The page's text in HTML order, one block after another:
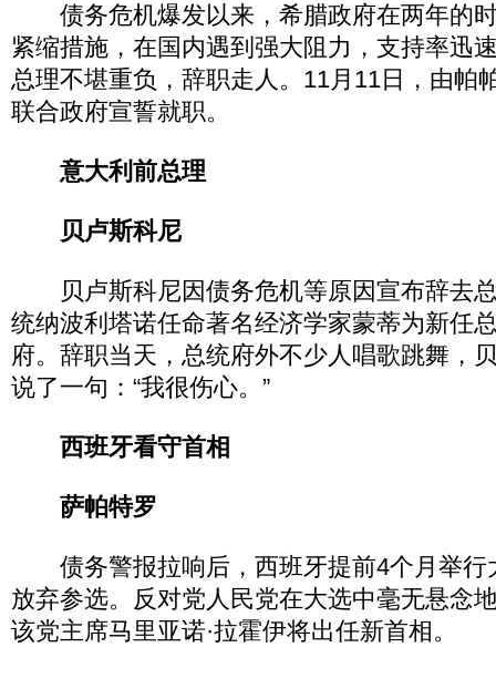
债务危机爆发以来，希腊政府在两年的
紧缩措施，在国内遇到强大阻力，支持率迅
总理不堪重负，辞职走人。11月11日，由帕
联合政府宣誓就职。
意大利前总理
贝卢斯科尼
贝卢斯科尼因债务危机等原因宣布辞去
统纳波利塔诺任命著名经济学家蒙蒂为新任
府。辞职当天，总统府外不少人唱歌跳舞，
说了一句：“我很伤心。”
西班牙看守首相
萨帕特罗
债务警报拉响后，西班牙提前4个月举行
放弃参选。反对党人民党在大选中毫无悬念
该党主席马里亚诺·拉霍伊将出任新首相。